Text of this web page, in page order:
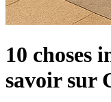
10 choses
savoir sur